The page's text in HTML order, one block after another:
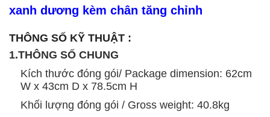
xanh dương kèm chân tăng chỉnh
THÔNG SỐ KỸ THUẬT :
1.THÔNG SỐ CHUNG
Kích thước đóng gói/ Package dimension: 62cm
W x 43cm D x 78.5cm H
Khối lượng đóng gói / Gross weight: 40.8kg